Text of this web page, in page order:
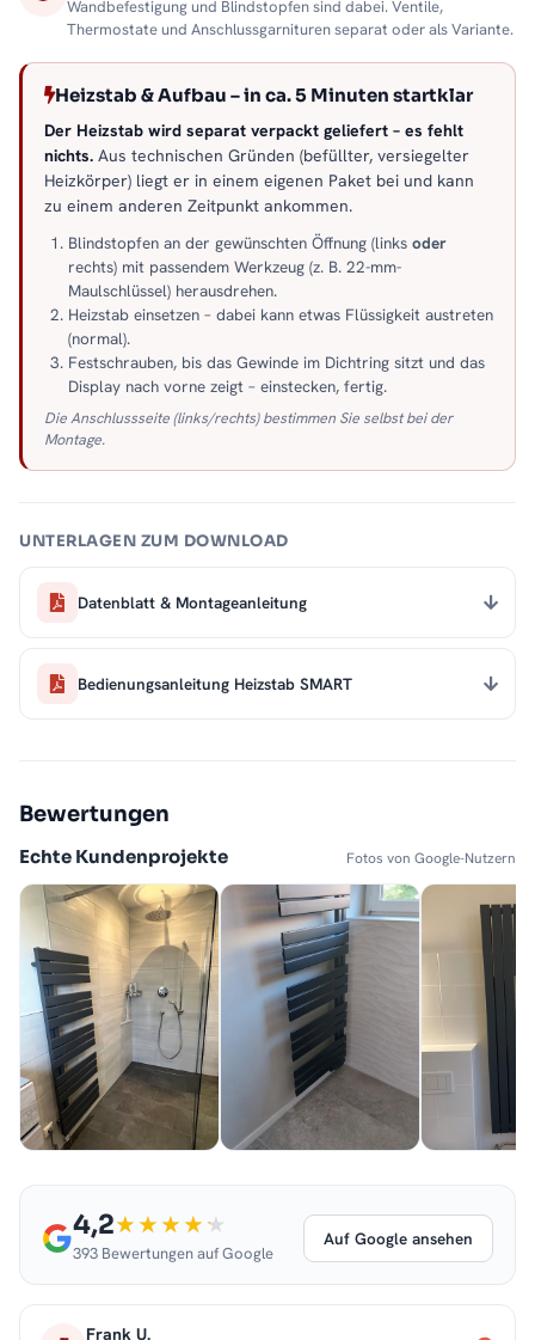
Wandbefestigung und Blindstopfen sind dabei. Ventile,
Thermostate und Anschlussgarnituren separat oder als Variante.
Heizstab & Aufbau – in ca. 5 Minuten startklar
Der Heizstab wird separat verpackt geliefert – es fehlt
nichts. Aus technischen Gründen (befüllter, versiegelter
Heizkörper) liegt er in einem eigenen Paket bei und kann
zu einem anderen Zeitpunkt ankommen.
Blindstopfen an der gewünschten Öffnung (links oder
rechts) mit passendem Werkzeug (z. B. 22-mm-
Maulschlüssel) herausdrehen.
Heizstab einsetzen – dabei kann etwas Flüssigkeit austreten
(normal).
Festschrauben, bis das Gewinde im Dichtring sitzt und das
Display nach vorne zeigt – einstecken, fertig.
Die Anschlussseite (links/rechts) bestimmen Sie selbst bei der
Montage.
UNTERLAGEN ZUM DOWNLOAD
Datenblatt & Montageanleitung
Bedienungsanleitung Heizstab SMART
Bewertungen
Echte Kundenprojekte Fotos von Google-Nutzern
4,2
393 Bewertungen auf Google
Auf Google ansehen
Frank U.